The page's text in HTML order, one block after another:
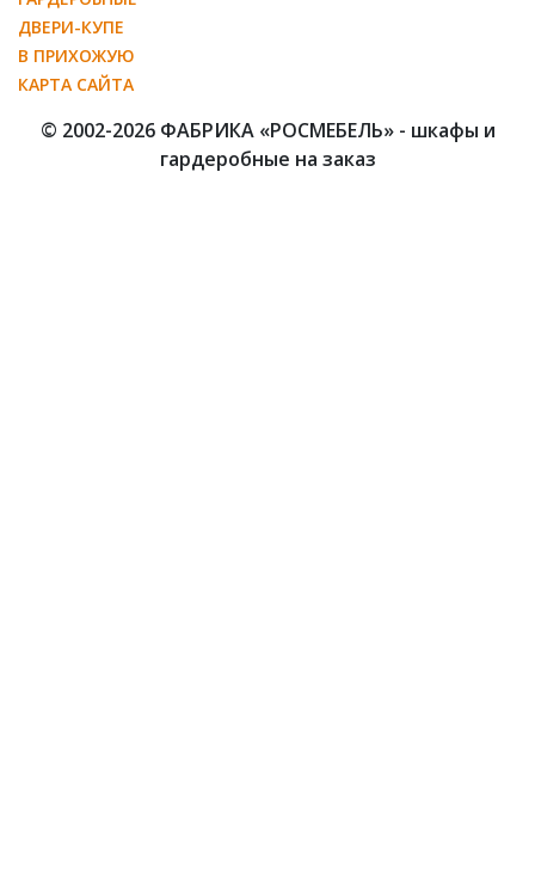
ДВЕРИ-КУПЕ
В ПРИХОЖУЮ
КАРТА САЙТА
© 2002-2026 ФАБРИКА «РОСМЕБЕЛЬ» - шкафы и
гардеробные на заказ